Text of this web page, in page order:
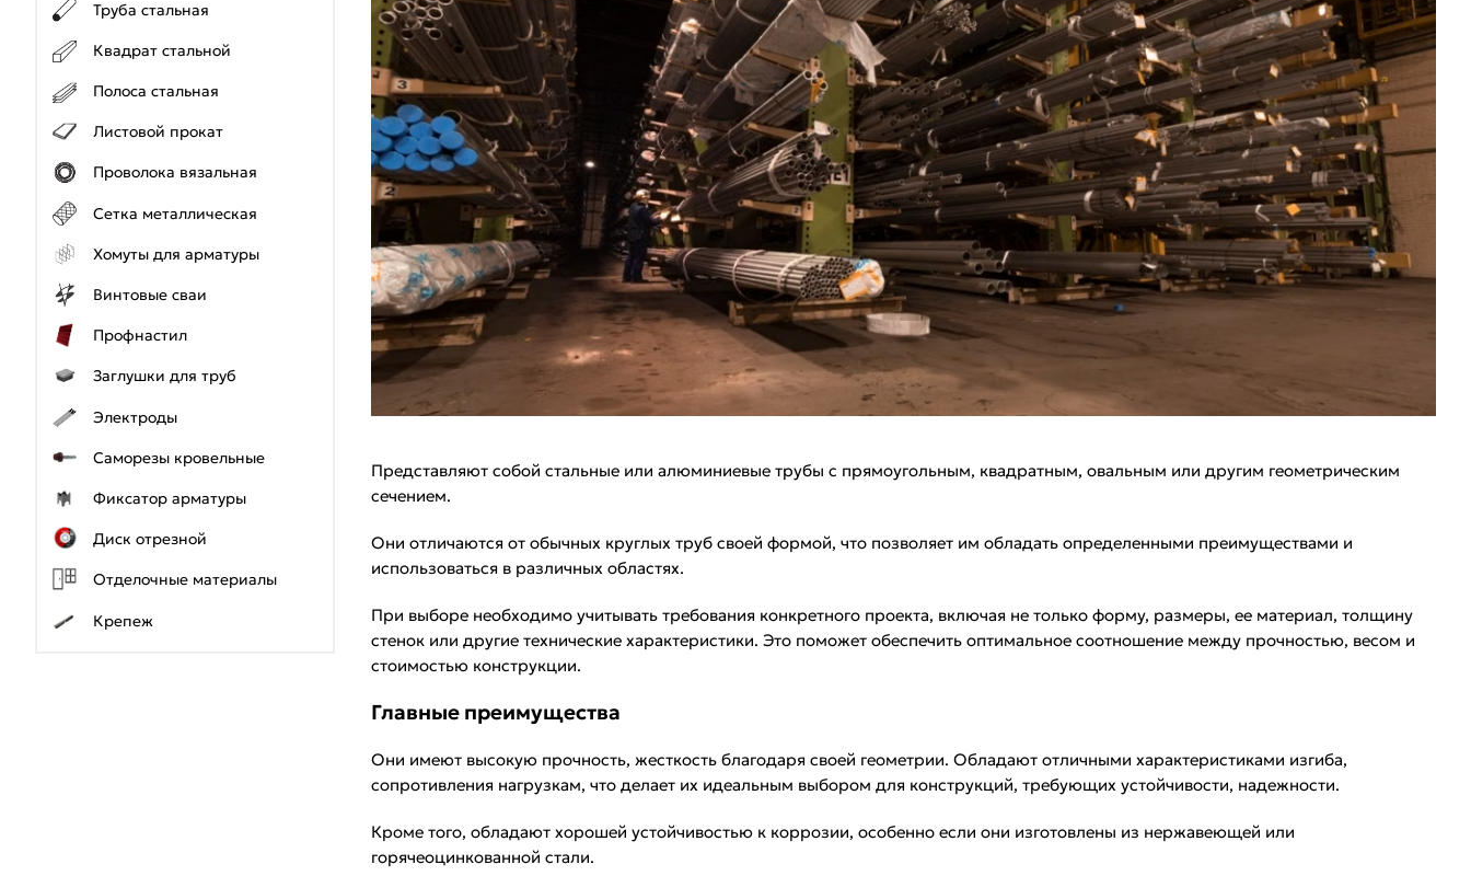
Труба стальная
Квадрат стальной
Полоса стальная
Листовой прокат
Проволока вязальная
Сетка металлическая
Хомуты для арматуры
Винтовые сваи
Профнастил
Заглушки для труб
Электроды
Саморезы кровельные
Фиксатор арматуры
Диск отрезной
Отделочные материалы
Крепеж
Представляют собой стальные или алюминиевые трубы с прямоугольным, квадратным, овальным или другим геометрическим
сечением.
Они отличаются от обычных круглых труб своей формой, что позволяет им обладать определенными преимуществами и
использоваться в различных областях.
При выборе необходимо учитывать требования конкретного проекта, включая не только форму, размеры, ее материал, толщину
стенок или другие технические характеристики. Это поможет обеспечить оптимальное соотношение между прочностью, весом и
стоимостью конструкции.
Главные преимущества
Они имеют высокую прочность, жесткость благодаря своей геометрии. Обладают отличными характеристиками изгиба,
сопротивления нагрузкам, что делает их идеальным выбором для конструкций, требующих устойчивости, надежности.
Кроме того, обладают хорошей устойчивостью к коррозии, особенно если они изготовлены из нержавеющей или
горячеоцинкованной стали.